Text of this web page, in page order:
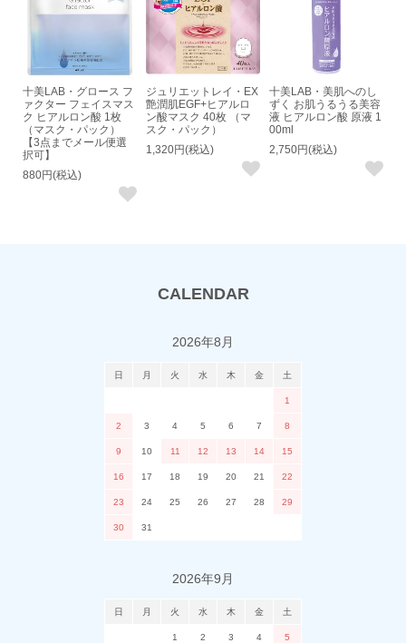
十美LAB・グロース フ
ァクター フェイスマス
ク ヒアルロン酸 1枚
（マスク・パック）
【3点までメール便選
択可】
880円(税込)
ジュリエットレイ・EX
艶潤肌EGF+ヒアルロ
ン酸マスク 40枚 （マ
スク・パック）
1,320円(税込)
十美LAB・美肌へのし
ずく お肌うるうる美容
液 ヒアルロン酸 原液 1
00ml
2,750円(税込)
CALENDAR
2026年8月
日 月 火 水 木 金 土
1
2 3 4 5 6 7 8
9 10 11 12 13 14 15
16 17 18 19 20 21 22
23 24 25 26 27 28 29
30 31
2026年9月
日 月 火 水 木 金 土
1 2 3 4 5